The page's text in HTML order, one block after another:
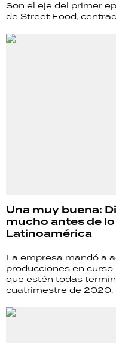
Son el eje del primer
de Street Food,
Una muy buena:
mucho antes de
Latinoamérica
La empresa mandó a
producciones en
que estén todas
cuatrimestre de 2020.